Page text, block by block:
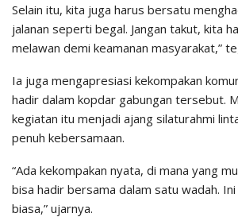
Selain itu, kita juga harus bersatu
jalanan seperti begal. Jangan takut, kita
melawan demi keamanan masyarakat,”
Ia juga mengapresiasi kekompakan
hadir dalam kopdar gabungan tersebut.
kegiatan itu menjadi ajang silaturahmi
penuh kebersamaan.
“Ada kekompakan nyata, di mana yang
bisa hadir bersama dalam satu wadah.
biasa,” ujarnya.